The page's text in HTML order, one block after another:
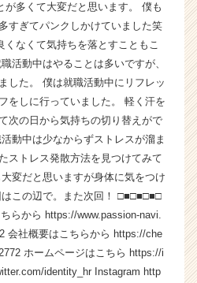
多くて大変だと思います。 僕も
すぎてパンクしかけていました笑
なくて気持ちを落とすこともこ
活動中はやることは多いですが、
した。 僕は就職活動中にリフレッ
をしに行っていました。 軽く汗を
次の日から気持ちの切り替えがで
動中は少なからずストレスが溜ま
ストレス発散方法を見つけてみて
変だと思いますが身体に気をつけ
この辺で。また次回！ □■□■□■□
らから https://www.passion-navi.
会社概要はこちらから https://che
ホームページはこちら https://i
identity_hr Instagram http